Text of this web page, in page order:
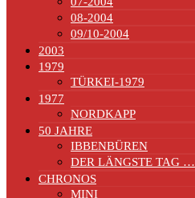
08-2004
09/10-2004
2003
1979
TÜRKEI-1979
1977
NORDKAPP
50 JAHRE
IBBENBÜREN
DER LÄNGSTE TAG …
CHRONOS
MINI